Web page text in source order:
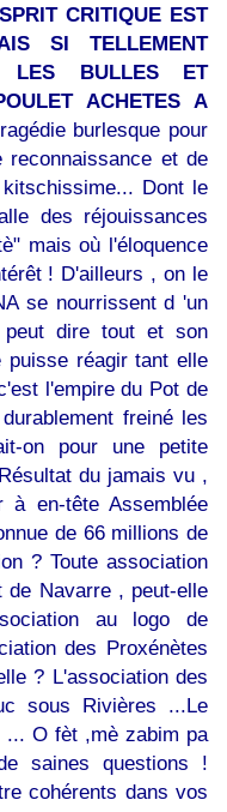
CRITIQUE EST
SI TELLEMENT
LES BULLES ET
ACHETES A
burlesque pour
et de
Dont le
des réjouissances
mais où l'éloquence
! D'ailleurs , on le
se nourrissent d 'un
peut dire tout et son
réagir tant elle
l'empire du Pot de
freiné les
on pour une petite
du jamais vu ,
en-tête Assemblée
de 66 millions de
? Toute association
de Navarre , peut-elle
au logo de
des Proxénètes
? L'association des
sous Rivières ...Le
O fèt ,mè zabim pa
saines questions !
cohérents dans vos